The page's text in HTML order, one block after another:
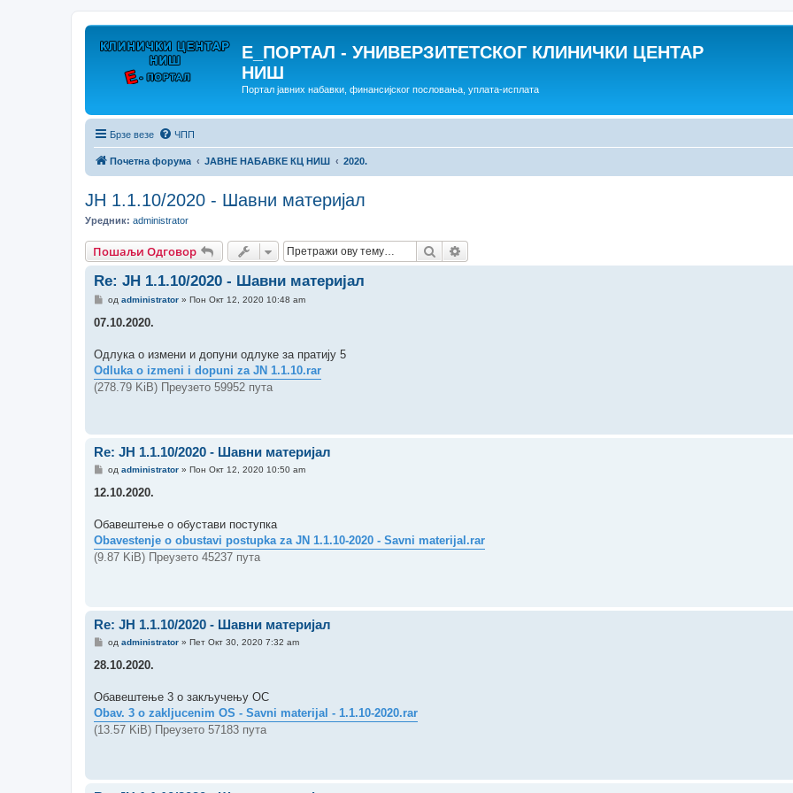
E_ПОРТАЛ - УНИВЕРЗИТЕТСКОГ КЛИНИЧКИ ЦЕНТАР
НИШ
Портал јавних набавки, финансијског пословања, уплата-исплата
Брзе везе ЧПП
Почетна форума ЈАВНЕ НАБАВКЕ КЦ НИШ 2020.
ЈН 1.1.10/2020 - Шавни материјал
Уредник: administrator
Пошаљи Одговор Претрага
Re: ЈН 1.1.10/2020 - Шавни материјал
П
р
а
од administrator» Пон Окт 12, 2020 10:48 am
07.10.2020.
Одлука о измени и допуни одлуке за пратију 5
Odluka o izmeni i dopuni za JN 1.1.10.rar
(278.79 KiB) Преузето 59952 пута
Re: ЈН 1.1.10/2020 - Шавни материјал
П
р
а
од administrator» Пон Окт 12, 2020 10:50 am
12.10.2020.
Обавештење о обустави поступка
Obavestenje o obustavi postupka za JN 1.1.10-2020 - Savni materijal.rar
(9.87 KiB) Преузето 45237 пута
Re: ЈН 1.1.10/2020 - Шавни материјал
П
р
а
од administrator» Пет Окт 30, 2020 7:32 am
28.10.2020.
Обавештење 3 о закључењу ОС
Obav. 3 o zakljucenim OS - Savni materijal - 1.1.10-2020.rar
(13.57 KiB) Преузето 57183 пута